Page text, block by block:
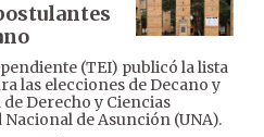
(TEI) publicó la lista
las elecciones de Decano y
Derecho y Ciencias
de Asunción (UNA).